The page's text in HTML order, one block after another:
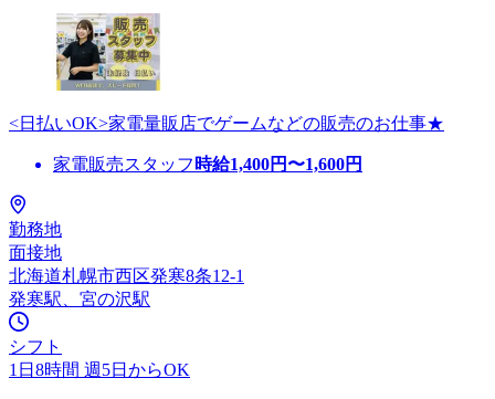
<日払いOK>家電量販店でゲームなどの販売のお仕事★
家電販売スタッフ 時給1,400円〜1,600円
勤務地
面接地
北海道札幌市西区発寒8条12-1
発寒駅、宮の沢駅
シフト
1日8時間 週5日からOK